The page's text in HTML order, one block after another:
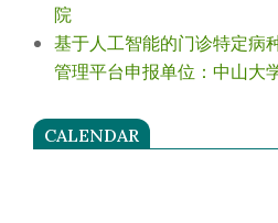
院
基于人工智能的门诊特定病
管理平台申报单位：中山大
CALENDAR